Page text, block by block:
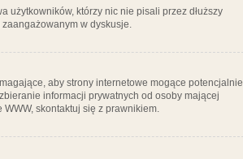
użytkowników, którzy nic nie pisali przez dłuższy
w dyskusje.
aby strony internetowe mogące potencjalnie
informacji prywatnych od osoby mającej
skontaktuj się z prawnikiem.